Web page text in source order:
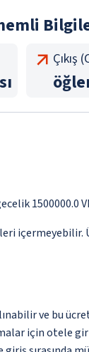
Çıkış
1500000.0
ve bu
için otele